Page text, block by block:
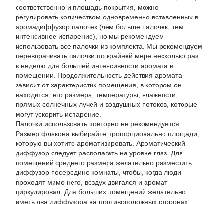
соответственно и площадь покрытия, можно
регулировать количеством одновременно вставленных в
аромадиффузор палочек (чем больше палочек, тем
интенсивнее испарение), но мы рекомендуем
использовать все палочки из комплекта. Мы рекомендуем
переворачивать палочки по крайней мере несколько раз
в неделю для большей интенсивности аромата в
помещении. Продолжительность действия аромата
зависит от характеристик помещения, в котором он
находится, его размера, температуры, влажности,
прямых солнечных лучей и воздушных потоков, которые
могут ускорить испарение.
Палочки использовать повторно не рекомендуется.
Размер флакона выбирайте пропорционально площади,
которую вы хотите ароматизировать. Ароматический
диффузор следует располагать на уровне глаз. Для
помещений среднего размера желательно разместить
диффузор посередине комнаты, чтобы, когда люди
проходят мимо него, воздух двигался и аромат
циркулировал. Для больших помещений желательно
иметь два диффузора на противоположных сторонах